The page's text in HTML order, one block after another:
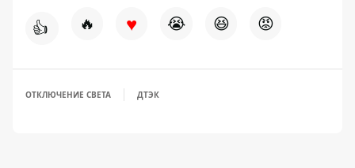
👍 🔥 ♥ 😭 😆 😡
ОТКЛЮЧЕНИЕ СВЕТА ДТЭК